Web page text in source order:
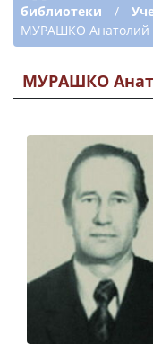
библиотеки
/
МУРАШКО Анатолий
МУРАШКО